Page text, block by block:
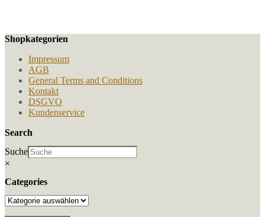
Shopkategorien
Impressum
AGB
General Terms and Conditions
Kontakt
DSGVO
Kundenservice
Search
Suche
×
Categories